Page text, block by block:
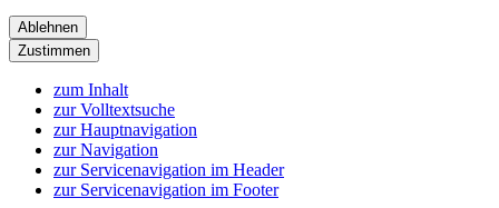
Ablehnen
Zustimmen
zum Inhalt
zur Volltextsuche
zur Hauptnavigation
zur Navigation
zur Servicenavigation im Header
zur Servicenavigation im Footer